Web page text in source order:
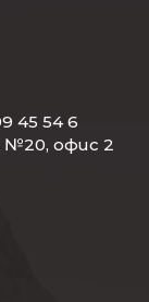
45 54 6
№20, офис 2